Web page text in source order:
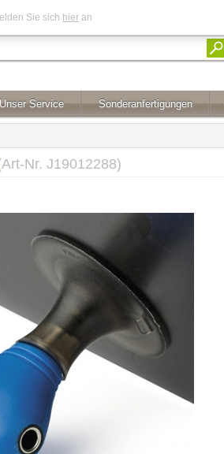
Sie sich hier an
Unser Service Sonderanfertigungen
Nr. J19012288)